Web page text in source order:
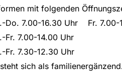
mit folgenden
7.00-16.30 Uhr Fr. 7.00-
7.00-14.00 Uhr
7.30-12.30 Uhr
sich als